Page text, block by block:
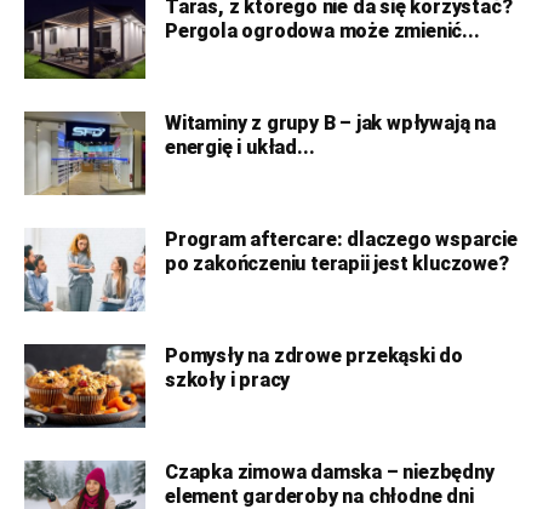
Taras, z którego nie da się korzystać?
Pergola ogrodowa może zmienić...
Witaminy z grupy B – jak wpływają na
energię i układ...
Program aftercare: dlaczego wsparcie
po zakończeniu terapii jest kluczowe?
Pomysły na zdrowe przekąski do
szkoły i pracy
Czapka zimowa damska – niezbędny
element garderoby na chłodne dni